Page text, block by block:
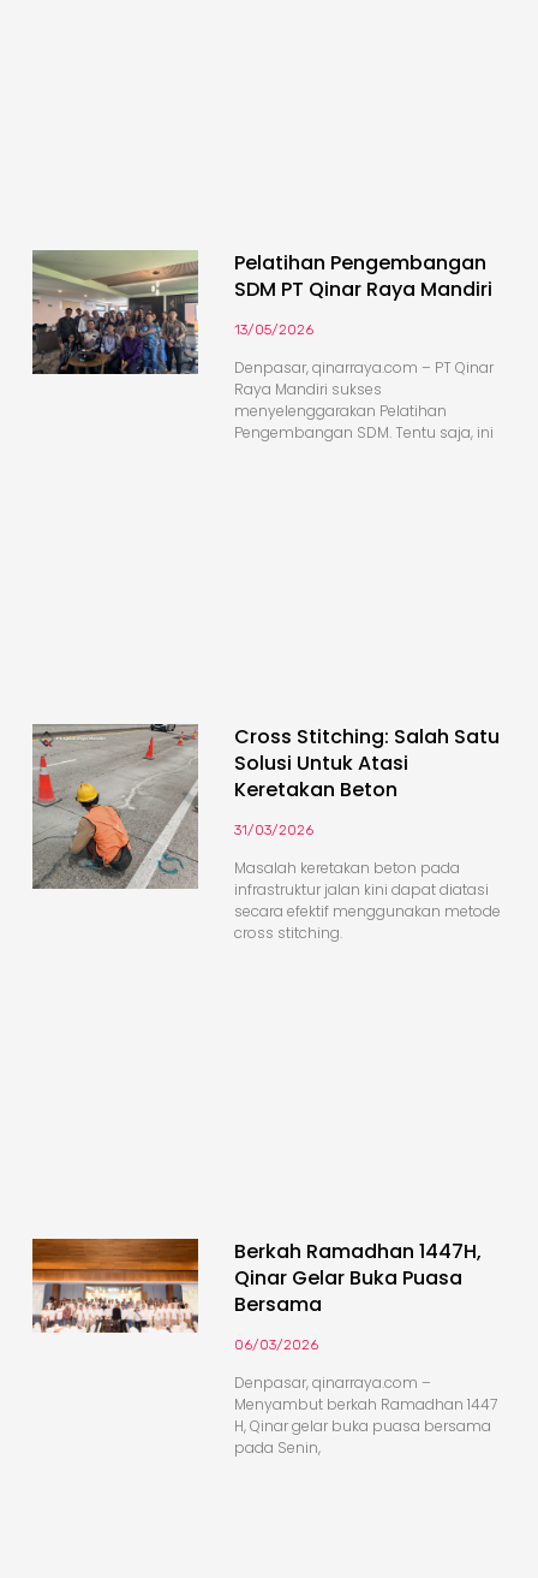
Pelatihan Pengembangan
SDM PT Qinar Raya Mandiri
13/05/2026
Denpasar, qinarraya.com – PT Qinar
Raya Mandiri sukses
menyelenggarakan Pelatihan
Pengembangan SDM. Tentu saja, ini
Cross Stitching: Salah Satu
Solusi Untuk Atasi
Keretakan Beton
31/03/2026
Masalah keretakan beton pada
infrastruktur jalan kini dapat diatasi
secara efektif menggunakan metode
cross stitching.
Berkah Ramadhan 1447H,
Qinar Gelar Buka Puasa
Bersama
06/03/2026
Denpasar, qinarraya.com –
Menyambut berkah Ramadhan 1447
H, Qinar gelar buka puasa bersama
pada Senin,